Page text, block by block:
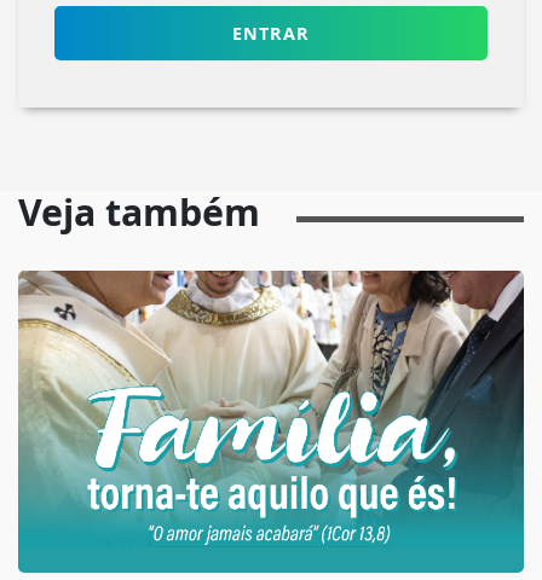
ENTRAR
Veja também